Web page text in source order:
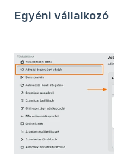
Egyéni vállalkozó